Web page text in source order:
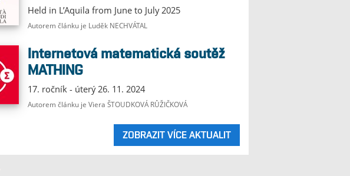
Held in L’Aquila from June to July 2025
Autorem článku je Luděk NECHVÁTAL
MATHING
17. ročník - úterý 26. 11. 2024
Autorem článku je Viera ŠTOUDKOVÁ RŮŽIČKOVÁ
ZOBRAZIT VÍCE AKTUALIT